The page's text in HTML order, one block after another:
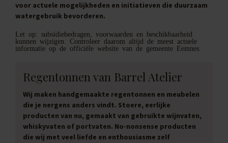
voor actuele mogelijkheden en initiatieven die duurzaam
watergebruik bevorderen.
Let op: subsidiebedragen, voorwaarden en beschikbaarheid
kunnen wijzigen. Controleer daarom altijd de meest actuele
informatie op de officiële website van de gemeente Eemnes.
Regentonnen van Barrel Atelier
Wij maken handgemaakte regentonnen en meubelen
die je nergens anders vindt. Stoere, eerlijke
producten van nu, gemaakt van gebruikte wijnvaten,
whiskyvaten of portvaten. No-nonsense producten
die wij met veel liefde en enthousiasme zelf